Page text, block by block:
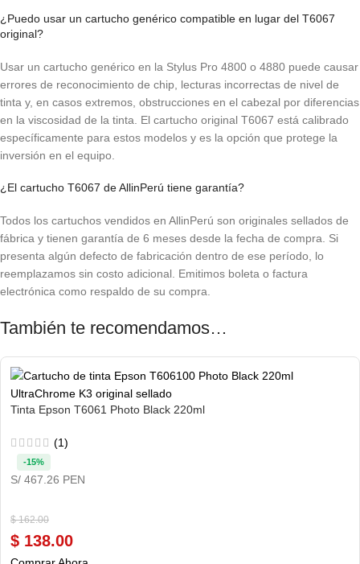
¿Puedo usar un cartucho genérico compatible en lugar del T6067
original?
Usar un cartucho genérico en la Stylus Pro 4800 o 4880 puede causar
errores de reconocimiento de chip, lecturas incorrectas de nivel de
tinta y, en casos extremos, obstrucciones en el cabezal por diferencias
en la viscosidad de la tinta. El cartucho original T6067 está calibrado
específicamente para estos modelos y es la opción que protege la
inversión en el equipo.
¿El cartucho T6067 de AllinPerú tiene garantía?
Todos los cartuchos vendidos en AllinPerú son originales sellados de
fábrica y tienen garantía de 6 meses desde la fecha de compra. Si
presenta algún defecto de fabricación dentro de ese período, lo
reemplazamos sin costo adicional. Emitimos boleta o factura
electrónica como respaldo de su compra.
También te recomendamos…
Tinta Epson T6061 Photo Black 220ml
(1)
$162.00
$ 138.00
-15%
S/ 467.26 PEN